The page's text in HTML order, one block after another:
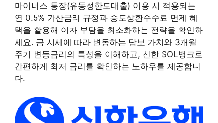
마이너스 통장(유동성한도대출) 이용 시 적용되는
연 0.5% 가산금리 규정과 중도상환수수료 면제 혜
택을 활용해 이자 부담을 최소화하는 전략을 확인하
세요. 금 시세에 따라 변동하는 담보 가치와 3개월
주기 변동금리의 특성을 이해하고, 신한 SOL뱅크로
간편하게 최저 금리를 확인하는 노하우를 제공합니
다.